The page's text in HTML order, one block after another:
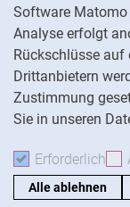
Software Matomo
Analyse erfolgt
Rückschlüsse auf
Drittanbietern
Zustimmung
Sie in unseren
Erforderlich
Alle ablehnen
Datenschutz
Barrierefreiheit
Transparenter KI-
Impressum